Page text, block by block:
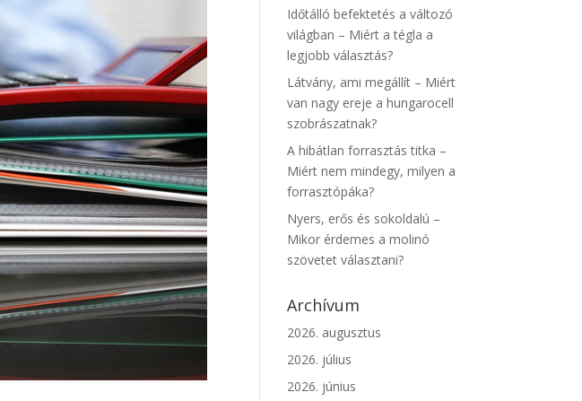
Időtálló befektetés a változó
világban – Miért a tégla a
legjobb választás?
Látvány, ami megállít – Miért
van nagy ereje a hungarocell
szobrászatnak?
A hibátlan forrasztás titka –
Miért nem mindegy, milyen a
forrasztópáka?
Nyers, erős és sokoldalú –
Mikor érdemes a molinó
szövetet választani?
Archívum
2026. augusztus
2026. július
2026. június